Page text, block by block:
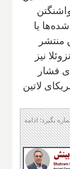
یا
منتشر
نیز
فشار
لاتین
بگیرد؛ ادامه